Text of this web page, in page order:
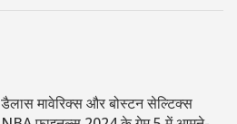
डैलास मावेरिक्स और बोस्टन सेल्टिक्स